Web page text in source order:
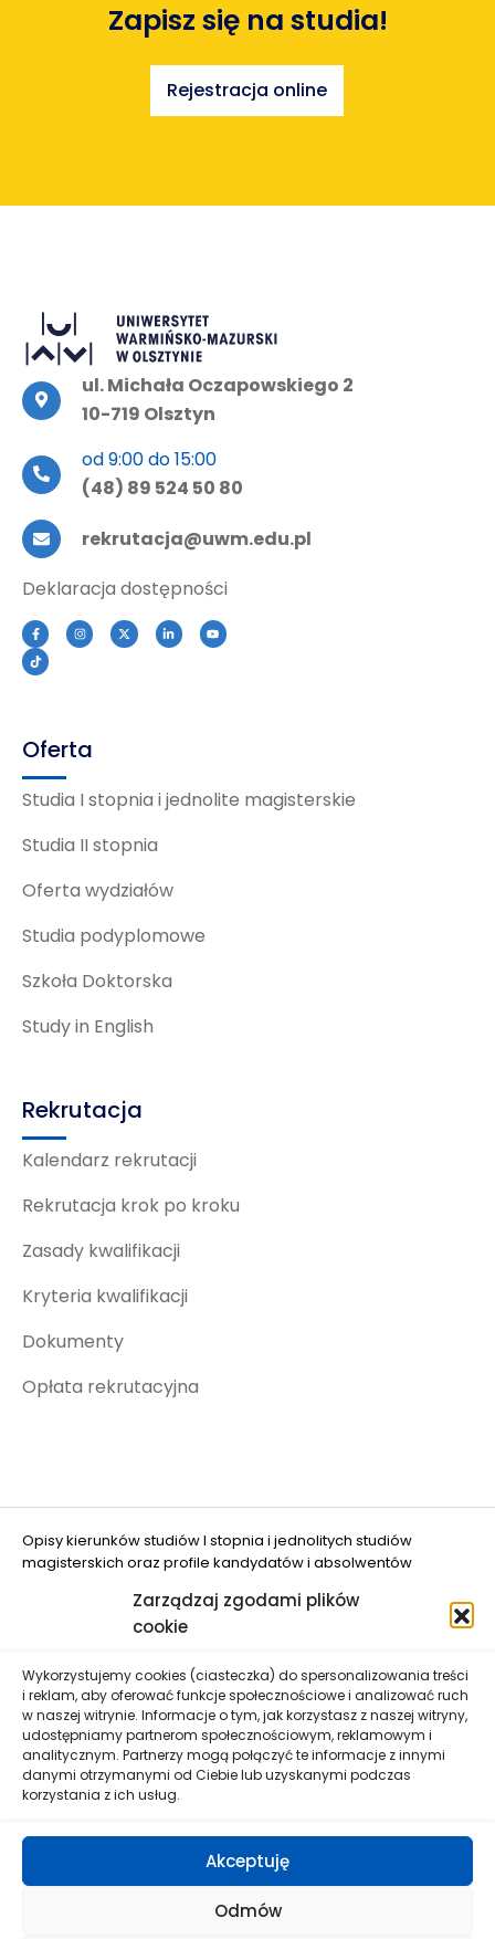
Zarządzaj zgodami plików
cookie
Wykorzystujemy cookies (ciasteczka) do spersonalizowania treści
i reklam, aby oferować funkcje społecznościowe i analizować ruch
w naszej witrynie. Informacje o tym, jak korzystasz z naszej witryny,
udostępniamy partnerom społecznościowym, reklamowym i
analitycznym. Partnerzy mogą połączyć te informacje z innymi
danymi otrzymanymi od Ciebie lub uzyskanymi podczas
korzystania z ich usług.
Akceptuję
Odmów
Zapisz się na studia!
Rejestracja online
ul. Michała Oczapowskiego 2
10-719 Olsztyn
od 9:00 do 15:00
(48) 89 524 50 80
rekrutacja@uwm.edu.pl
Deklaracja dostępności
Oferta
Studia I stopnia i jednolite magisterskie
Studia II stopnia
Oferta wydziałów
Studia podyplomowe
Szkoła Doktorska
Study in English
Rekrutacja
Kalendarz rekrutacji
Rekrutacja krok po kroku
Zasady kwalifikacji
Kryteria kwalifikacji
Dokumenty
Opłata rekrutacyjna
Opisy kierunków studiów I stopnia i jednolitych studiów
magisterskich oraz profile kandydatów i absolwentów
UWM w Olsztynie" (nr FERS.01.05-IP.08-0048/25
dofinansowanym przez Unię Europejską.
Uniwersytet Warmińsko-Mazurski w Olsztynie zastrzega
sobie prawo wprowadzenia zmian danych zawartych na
niniejszej stronie bez wcześniejszego uprzedzenia.
Wszelkie informacje umieszczone na stronie nie stanowią
oferty w rozumieniu Kodeksu Cywilnego.